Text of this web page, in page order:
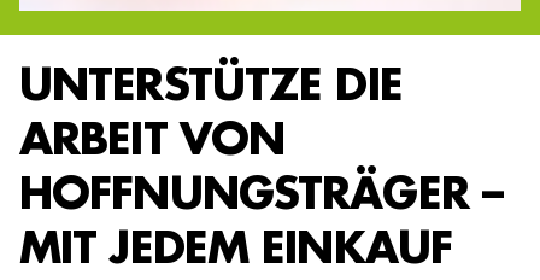
UNTERSTÜTZE DIE
ARBEIT VON
HOFFNUNGSTRÄGER –
MIT JEDEM EINKAUF